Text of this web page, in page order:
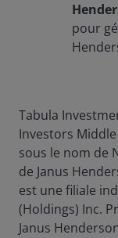
pour
Tabula
Investors
sous le nom de
de Janus
est une filiale
(Holdings) Inc.
Janus